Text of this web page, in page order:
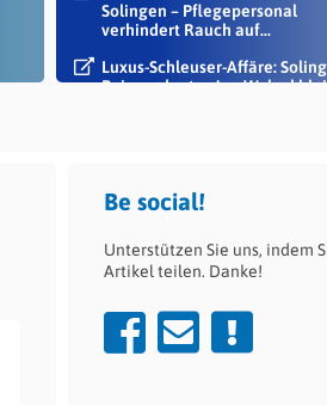
Solingen – Pflegepersonal
verhindert Rauch auf...
Luxus-Schleuser-Affäre:
Beigeordneter Jan Welzel
Be social!
Unterstützen Sie uns, indem
Artikel teilen. Danke!